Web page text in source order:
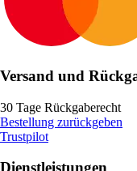
Versand und
30 Tage Rückgaberecht
Bestellung zurückgeben
Trustpilot